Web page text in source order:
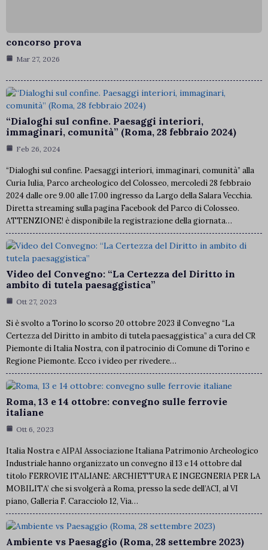
concorso prova
Mar 27, 2026
“Dialoghi sul confine. Paesaggi interiori,
immaginari, comunità” (Roma, 28 febbraio 2024)
Feb 26, 2024
“Dialoghi sul confine. Paesaggi interiori, immaginari, comunità” alla
Curia Iulia, Parco archeologico del Colosseo, mercoledì 28 febbraio
2024 dalle ore 9.00 alle 17.00 ingresso da Largo della Salara Vecchia.
Diretta streaming sulla pagina Facebook del Parco di Colosseo.
ATTENZIONE! è disponibile la registrazione della giornata…
Video del Convegno: “La Certezza del Diritto in
ambito di tutela paesaggistica”
Ott 27, 2023
Si è svolto a Torino lo scorso 20 ottobre 2023 il Convegno “La
Certezza del Diritto in ambito di tutela paesaggistica” a cura del CR
Piemonte di Italia Nostra, con il patrocinio di Comune di Torino e
Regione Piemonte. Ecco i video per rivedere…
Roma, 13 e 14 ottobre: convegno sulle ferrovie
italiane
Ott 6, 2023
Italia Nostra e AIPAI Associazione Italiana Patrimonio Archeologico
Industriale hanno organizzato un convegno il 13 e 14 ottobre dal
titolo FERROVIE ITALIANE: ARCHIETTURA E INGEGNERIA PER LA
MOBILITA’ che si svolgerà a Roma, presso la sede dell’ACI, al VI
piano, Galleria F. Caracciolo 12, Via…
Ambiente vs Paesaggio (Roma, 28 settembre 2023)